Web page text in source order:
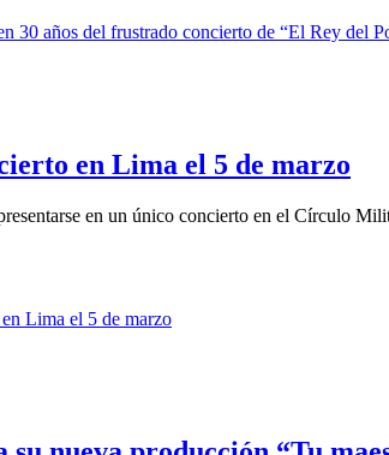
en Lima el 5 de marzo
en un único concierto en el Círculo